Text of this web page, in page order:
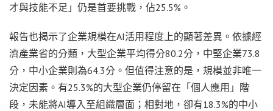
才與技能不足」仍是首要挑戰，佔25.5%。
報告也揭示了企業規模在AI活用程度上的顯著差異。依據經
濟產業省的分類，大型企業平均得分80.2分，中堅企業73.8
分，中小企業則為64.3分。但值得注意的是，規模並非唯一
決定因素。有25.3%的大型企業仍停留在「個人應用」階
段，未能將AI導入至組織層面；相對地，卻有18.3%的中小